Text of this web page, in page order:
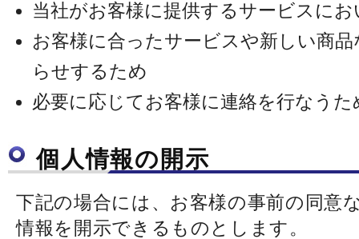
当社がお客様に提供するサービスに
お客様に合ったサービスや新しい商
らせするため
必要に応じてお客様に連絡を行なうた
個人情報の開示
下記の場合には、お客様の事前の同意
情報を開示できるものとします。